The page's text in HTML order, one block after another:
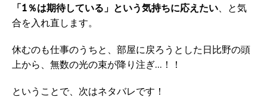
「1％は期待している」という気持ちに応えたい、と気
合を入れ直します。
休むのも仕事のうちと、部屋に戻ろうとした日比野の頭
上から、無数の光の束が降り注ぎ…！！
ということで、次はネタバレです！